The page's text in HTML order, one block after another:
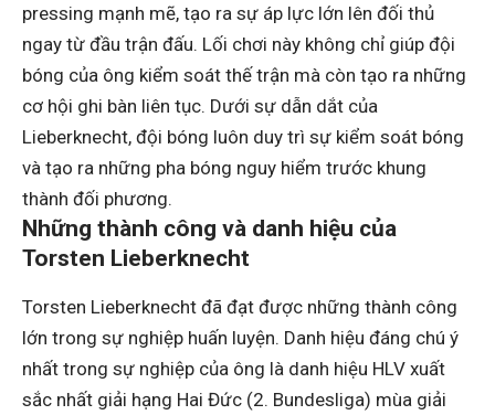
pressing mạnh mẽ, tạo ra sự áp lực lớn lên đối thủ
ngay từ đầu trận đấu. Lối chơi này không chỉ giúp đội
bóng của ông kiểm soát thế trận mà còn tạo ra những
cơ hội ghi bàn liên tục. Dưới sự dẫn dắt của
Lieberknecht, đội bóng luôn duy trì sự kiểm soát bóng
và tạo ra những pha bóng nguy hiểm trước khung
thành đối phương.
Những thành công và danh hiệu của
Torsten Lieberknecht
Torsten Lieberknecht đã đạt được những thành công
lớn trong sự nghiệp huấn luyện. Danh hiệu đáng chú ý
nhất trong sự nghiệp của ông là danh hiệu HLV xuất
sắc nhất giải hạng Hai Đức (2. Bundesliga) mùa giải